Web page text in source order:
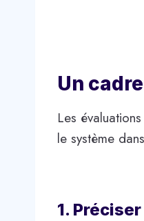
Un
Les
le système
1.